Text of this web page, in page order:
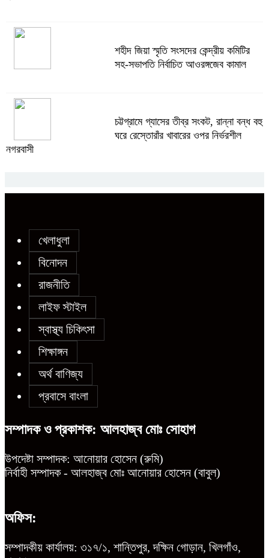
অস্ত্র উদ্ধারে ডেভিড ইমনসহ ৫ সন্ত্রাসীর
১০ দিনের রিমান্ড চাইবে পুলিশ
সেনবাগে নতুন গ্যাস কূপের খনন শুরু, মিলতে
পারে দৈনিক ৫-৭ মিলিয়ন ঘনফুট গ্যাস
আশ্বাস প্রশাসকের
উন্নয়ন কে প্রাধান্য দিয়ে বগুড়ার সোনাতলা
পৌরসভার ২০২৬/২০২৭ অর্থ বছরের বাজেট
ঘোষণা
শহীদ জিয়া স্মৃতি সংসদের কেন্দ্রীয় কমিটির
সহ-সভাপতি নির্বাচিত আওরঙ্গজেব কামাল
চট্টগ্রামে গ্যাসের তীব্র সংকট, রান্না বন্ধ বহু
ঘরে রেস্তোরাঁর খাবারের ওপর নির্ভরশীল
নগরবাসী
খেলাধুলা
বিনোদন
রাজনীতি
লাইফ স্টাইল
স্বাস্থ্য চিকিৎসা
শিক্ষাঙ্গন
অর্থ বাণিজ্য
প্রবাসে বাংলা
সম্পাদক ও প্রকাশক: আলহাজ্ব মোঃ সোহাগ
উপদেষ্টা সম্পাদক: আনোয়ার হোসেন (রুমি)
নির্বাহী সম্পাদক - আলহাজ্ব মোঃ আনোয়ার হোসেন (বাবুল)
অফিস:
সম্পাদকীয় কার্যালয়: ৩১৭/১, শান্তিপুর, দক্ষিন গোড়ান, খিলগাঁও,